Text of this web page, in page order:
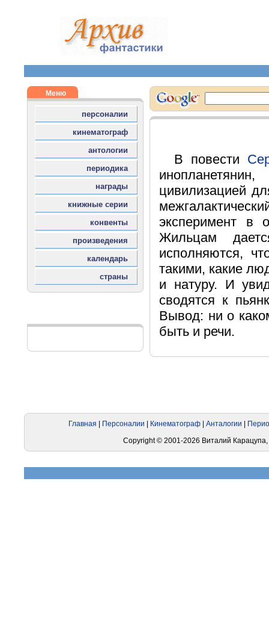
В повести
цивилизацией
эксперимент в
Жильцам
исполняются,
такими, какие
и натуру. И
сводятся к
Вывод: ни о
быть и речи.